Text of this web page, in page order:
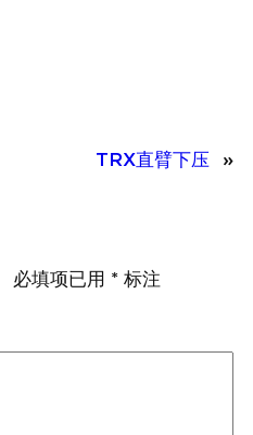
TRX直臂下压 »
必填项已用 * 标注